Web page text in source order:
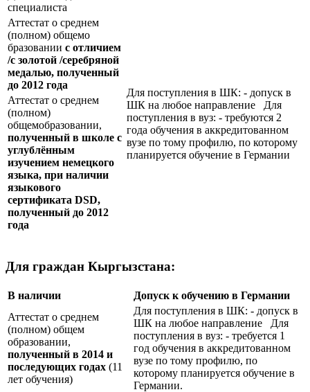
специалиста
Аттестат о среднем
(полном) общемо
бразовании с отличием
/с золотой /серебряной
медалью, полученный
до 2012 года
Для поступления в ШК: - допуск в
ШК на любое направление Для
поступления в вуз: - требуются 2
года обучения в аккредитованном
вузе по тому профилю, по которому
планируется обучение в Германии
Аттестат о среднем
(полном)
общемобразовании,
полученный в школе с
углублённым
изучением немецкого
языка, при наличии
языкового
сертификата DSD,
полученный до 2012
года
Для граждан Кыргызстана:
В наличии
Допуск к обучению в Германии
Аттестат о среднем
(полном) общем
образовании,
полученный в 2014 и
последующих годах (11
лет обучения)
Для поступления в ШК: - допуск в
ШК на любое направление Для
поступления в вуз: - требуется 1
год обучения в аккредитованном
вузе по тому профилю, по
которому планируется обучение в
Германии.